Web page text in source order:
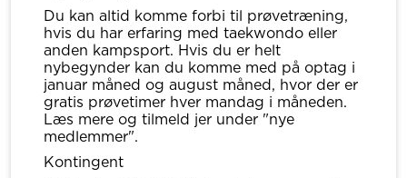
Du kan altid komme forbi til prøvetræning,
hvis du har erfaring med taekwondo eller
anden kampsport. Hvis du er helt
nybegynder kan du komme med på optag i
januar måned og august måned, hvor der er
gratis prøvetimer hver mandag i måneden.
Læs mere og tilmeld jer under "nye
medlemmer".
Kontingent